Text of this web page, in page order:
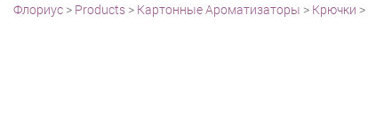
Флориус > Products > Картонные Ароматизаторы > Крючки >